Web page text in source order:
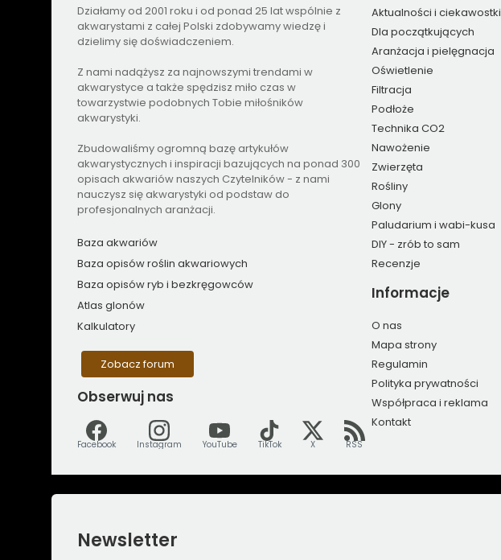
Działamy od 2001 roku i od ponad 25 lat wspólnie z
akwarystami z całej Polski zdobywamy wiedzę i
dzielimy się doświadczeniem.
Z nami nadążysz za najnowszymi trendami w
akwarystyce a także spędzisz miło czas w
towarzystwie podobnych Tobie miłośników
akwarystyki.
Zbudowaliśmy ogromną bazę artykułów
akwarystycznych i inspiracji bazujących na ponad 300
opisach akwariów naszych Czytelników - z nami
nauczysz się akwarystyki od podstaw do
profesjonalnych aranżacji.
Baza akwariów
Baza opisów roślin akwariowych
Baza opisów ryb i bezkręgowców
Atlas glonów
Kalkulatory
Zobacz forum
Obserwuj nas
Facebook Instagram YouTube TikTok X RSS
Aktualności i ciekawostki
Dla początkujących
Aranżacja i pielęgnacja
Oświetlenie
Filtracja
Podłoże
Technika CO2
Nawożenie
Zwierzęta
Rośliny
Glony
Paludarium i wabi-kusa
DIY - zrób to sam
Recenzje
Informacje
O nas
Mapa strony
Regulamin
Polityka prywatności
Współpraca i reklama
Kontakt
Newsletter